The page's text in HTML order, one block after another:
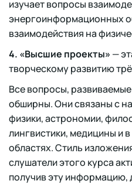
изучает вопросы
энергоинформационных
взаимодействия на
4. «Высшие проекты» —
творческому развитию
Все вопросы,
обширны. Они связаны с
физики, астрономии,
лингвистики, медицины и
областях. Стиль
слушатели этого курса
получив эту